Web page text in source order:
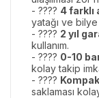
- ???? 4 farklı
yatağı ve
- ???? 2 yıl
kullanım.
- ???? 0-10
kolay takip
- ????
saklaması